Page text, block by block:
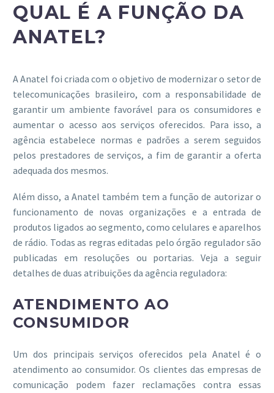
QUAL É A FUNÇÃO DA
ANATEL?
A Anatel foi criada com o objetivo de modernizar o setor de
telecomunicações brasileiro, com a responsabilidade de
garantir um ambiente favorável para os consumidores e
aumentar o acesso aos serviços oferecidos. Para isso, a
agência estabelece normas e padrões a serem seguidos
pelos prestadores de serviços, a fim de garantir a oferta
adequada dos mesmos.
Além disso, a Anatel também tem a função de autorizar o
funcionamento de novas organizações e a entrada de
produtos ligados ao segmento, como celulares e aparelhos
de rádio. Todas as regras editadas pelo órgão regulador são
publicadas em resoluções ou portarias. Veja a seguir
detalhes de duas atribuições da agência reguladora:
ATENDIMENTO AO
CONSUMIDOR
Um dos principais serviços oferecidos pela Anatel é o
atendimento ao consumidor. Os clientes das empresas de
comunicação podem fazer reclamações contra essas